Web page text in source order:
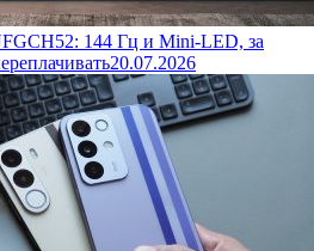
144 Гц и Mini-LED, за
20.07.2026